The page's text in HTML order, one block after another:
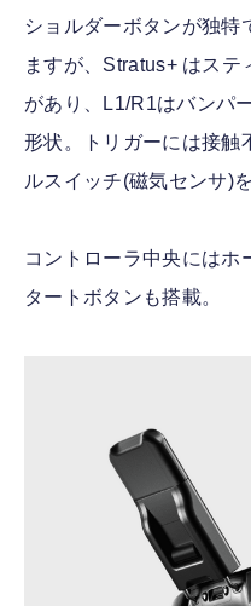
ショルダーボタンが独特
ますが、Stratus+ はス
があり、L1/R1はバンパ
形状。トリガーには接触
ルスイッチ(磁気センサ)
コントローラ中央にはホ
タートボタンも搭載。